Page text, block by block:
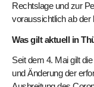
Rechtslage und zur
voraussichtlich ab
Was gilt aktuell in
Seit dem 4. Mai gilt
und Änderung der